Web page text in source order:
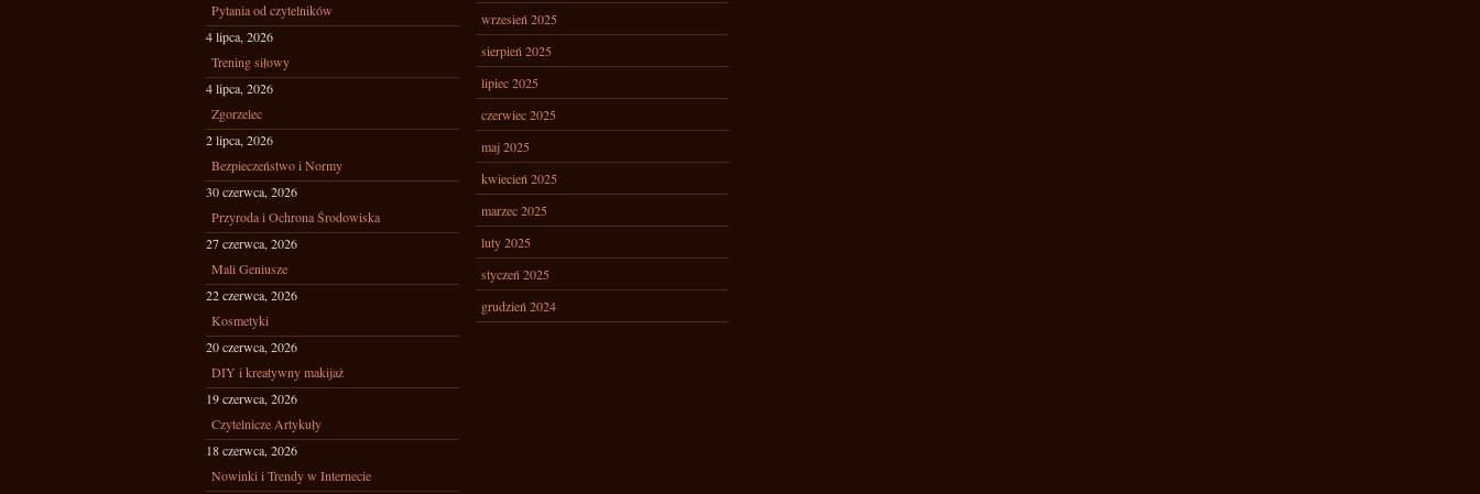
Pytania od czytelników
4 lipca, 2026
Trening siłowy
4 lipca, 2026
Zgorzelec
2 lipca, 2026
Bezpieczeństwo i Normy
30 czerwca, 2026
Przyroda i Ochrona Środowiska
27 czerwca, 2026
Mali Geniusze
22 czerwca, 2026
Kosmetyki
20 czerwca, 2026
DIY i kreatywny makijaż
19 czerwca, 2026
Czytelnicze Artykuły
18 czerwca, 2026
Nowinki i Trendy w Internecie
wrzesień 2025
sierpień 2025
lipiec 2025
czerwiec 2025
maj 2025
kwiecień 2025
marzec 2025
luty 2025
styczeń 2025
grudzień 2024